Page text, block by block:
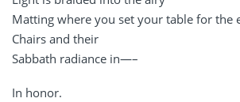
Matting where you set your table for the
Chairs and their
Sabbath radiance in—–
In honor.